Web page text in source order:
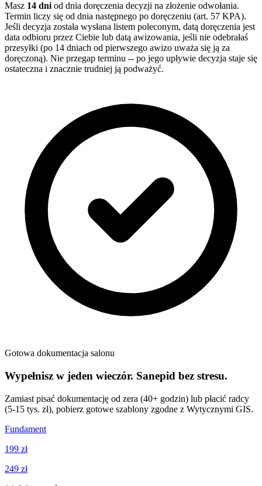
Masz 14 dniod dnia doręczenia decyzji na złożenie odwołania.
Termin liczy się od dnia następnego po doręczeniu (art. 57 KPA).
Jeśli decyzja została wysłana listem poleconym, datą doręczenia jest
data odbioru przez Ciebie lub datą awizowania, jeśli nie odebrałaś
przesyłki (po 14 dniach od pierwszego awizo uważa się ją za
doręczoną). Nie przegap terminu -- po jego upływie decyzja staje się
ostateczna i znacznie trudniej ją podważyć.
Gotowa dokumentacja salonu
Wypełnisz w jeden wieczór. Sanepid bez stresu.
Zamiast pisać dokumentację od zera (40+ godzin) lub płacić radcy
(5-15 tys. zł), pobierz gotowe szablony zgodne z Wytycznymi GIS.
Fundament
199 zł
249 zł